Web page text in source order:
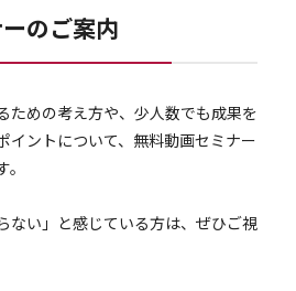
のご案内
ための考え方や、少人数でも成果を
イントについて、無料動画セミナー
ない」と感じている方は、ぜひご視